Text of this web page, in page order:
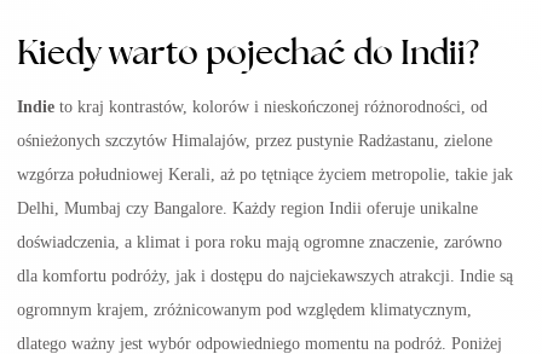
Kiedy warto pojechać do Indii?
Indie to kraj kontrastów, kolorów i nieskończonej różnorodności, od
ośnieżonych szczytów Himalajów, przez pustynie Radżastanu, zielone
wzgórza południowej Kerali, aż po tętniące życiem metropolie, takie jak
Delhi, Mumbaj czy Bangalore. Każdy region Indii oferuje unikalne
doświadczenia, a klimat i pora roku mają ogromne znaczenie, zarówno
dla komfortu podróży, jak i dostępu do najciekawszych atrakcji. Indie są
ogromnym krajem, zróżnicowanym pod względem klimatycznym,
dlatego ważny jest wybór odpowiedniego momentu na podróż. Poniżej